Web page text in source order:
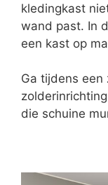
kledingkast
wand past. In
een kast op
Ga tijdens
die schuine